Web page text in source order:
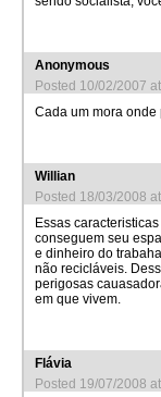
Anonymous
Posted 10/02/2007
Cada um mora
Willian
Posted 18/03/2008
Essas
conseguem seu
e dinheiro do
não recicláveis.
perigosas
em que vivem.
Flávia
Posted 19/07/2008